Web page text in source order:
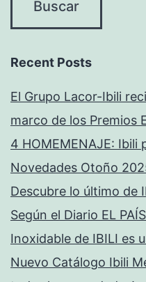
Recent Posts
El Grupo Lacor-Ibili
marco de los Premios
4 HOMEMENAJE: Ibili
Novedades Otoño
Descubre lo último de
Según el Diario EL
Inoxidable de IBILI es
Nuevo Catálogo Ibili